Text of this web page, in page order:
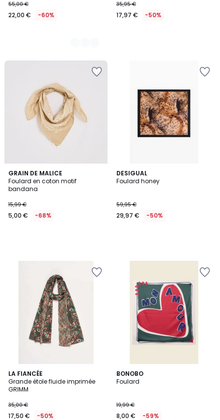
55,00 €
22,00 € -60%
35,95 €
17,97 € -50%
GRAIN DE MALICE
Foulard en coton motif
bandana
15,99 €
5,00 € -68%
DESIGUAL
Foulard honey
59,95 €
29,97 € -50%
LA FIANCÉE
Grande étole fluide imprimée
GRIMM
35,00 €
17,50 € -50%
BONOBO
Foulard
19,99 €
8,00 € -59%